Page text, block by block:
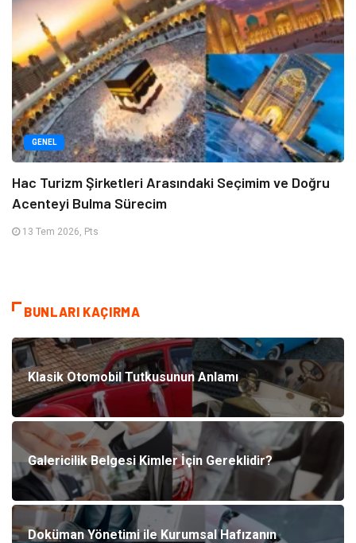
GENEL
Hac Turizm Şirketleri Arasındaki Seçimim ve Doğru
Acenteyi Bulma Sürecim
13 Tem 2026, Pts
BUNLARI KAÇIRMA
Klasik Otomobil Tutkusunun Anlamı
Galericilik Belgesi Kimler İçin Gereklidir?
Doküman Yönetimi ile Kurumsal Hafızanın